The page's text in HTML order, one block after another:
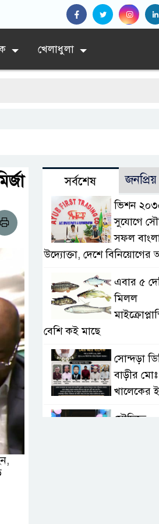
খেলাধুলা
সর্বশেষ
ভিশন
সুযোগে
সফল
উদ্যোক্তা, দেশে বিনিয়োগের
এবার ৫
মিলল
বেশি কই মাছে
সোন্দড়া
বাড়ীর
খালেকের
সৌদিতে